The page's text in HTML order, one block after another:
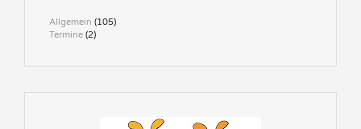
Allgemein (105)
Termine (2)